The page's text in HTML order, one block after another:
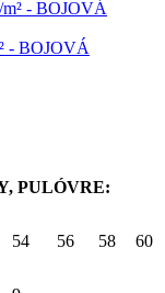
- BOJOVÁ
PULÓVRE:
54 56 58
60